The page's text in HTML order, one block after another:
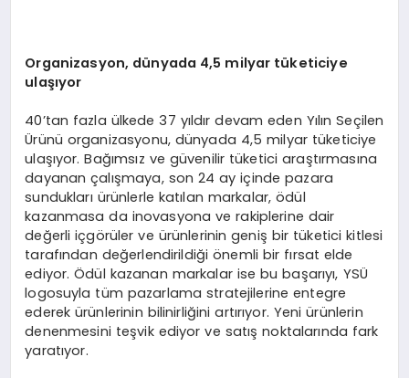
Organizasyon, dünyada 4,5 milyar tüketiciye
ulaşıyor
40’tan fazla ülkede 37 yıldır devam eden Yılın Seçilen
Ürünü organizasyonu, dünyada 4,5 milyar tüketiciye
ulaşıyor. Bağımsız ve güvenilir tüketici araştırmasına
dayanan çalışmaya, son 24 ay içinde pazara
sundukları ürünlerle katılan markalar, ödül
kazanmasa da inovasyona ve rakiplerine dair
değerli içgörüler ve ürünlerinin geniş bir tüketici kitlesi
tarafından değerlendirildiği önemli bir fırsat elde
ediyor. Ödül kazanan markalar ise bu başarıyı, YSÜ
logosuyla tüm pazarlama stratejilerine entegre
ederek ürünlerinin bilinirliğini artırıyor. Yeni ürünlerin
denenmesini teşvik ediyor ve satış noktalarında fark
yaratıyor.